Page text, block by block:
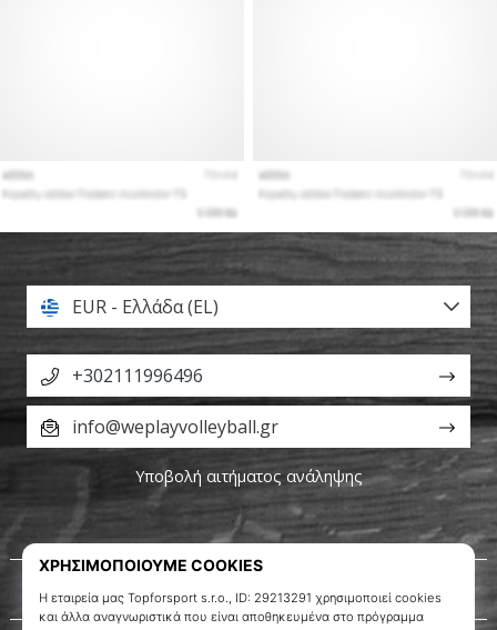
Σχετικά μ' εμάς
EUR - Ελλάδα (EL)
+302111996496
info@weplayvolleyball.gr
Υποβολή αιτήματος ανάληψης